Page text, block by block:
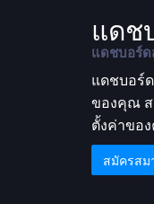
แดช
แดชบอร์ด
แดชบอร์
ของคุณ ส
ตั้งค่าขอ
สมัครสม